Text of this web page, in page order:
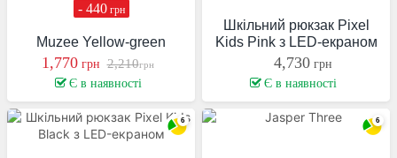
Muzee Yellow-green
1,770грн 2,210грн
- 440грн
Є в наявності
Шкільний рюкзак Pixel
Kids Pink з LED-екраном
4,730 грн
Є в наявності